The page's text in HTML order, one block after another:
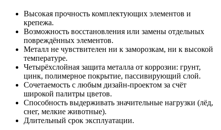
Высокая прочность комплектующих элементов и
крепежа.
Возможность восстановления или замены отдельных
повреждённых элементов.
Металл не чувствителен ни к заморозкам, ни к высокой
температуре.
Четырёхслойная защита металла от коррозии: грунт,
цинк, полимерное покрытие, пассивирующий слой.
Сочетаемость с любым дизайн-проектом за счёт
широкой палитры цветов.
Способность выдерживать значительные нагрузки (лёд,
снег, мелкие животные).
Длительный срок эксплуатации.